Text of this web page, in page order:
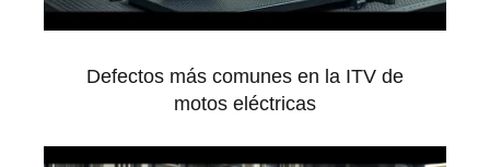
Defectos más comunes en la ITV de
motos eléctricas